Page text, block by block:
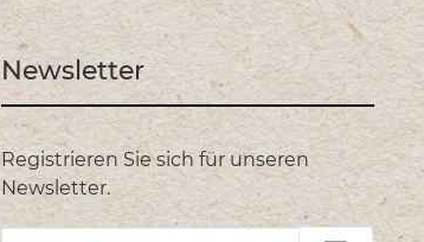
Newsletter
Registrieren Sie sich für unseren
Newsletter.